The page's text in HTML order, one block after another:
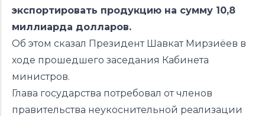
экспортировать продукцию на сумму 10,8
миллиарда долларов.
Об этом сказал Президент Шавкат Мирзиёев в
ходе прошедшего заседания Кабинета
министров.
Глава государства потребовал от членов
правительства неукоснительной реализации